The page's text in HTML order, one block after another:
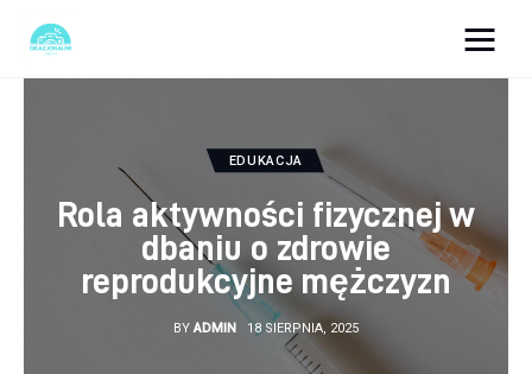
Lifestyle
Dom i ogród
EDUKACJA
Rola aktywności fizycznej w
dbaniu o zdrowie
reprodukcyjne mężczyzn
BY ADMIN 18 SIERPNIA, 2025